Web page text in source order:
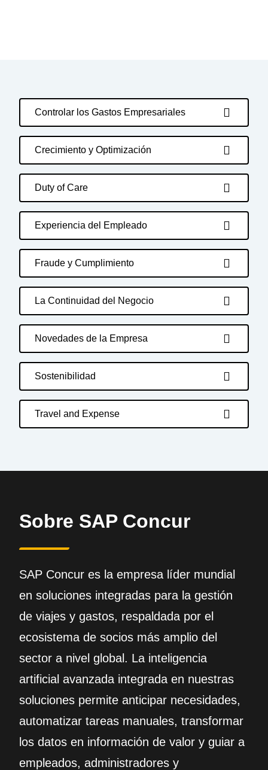
Controlar los Gastos Empresariales
Crecimiento y Optimización
Duty of Care
Experiencia del Empleado
Fraude y Cumplimiento
La Continuidad del Negocio
Novedades de la Empresa
Sostenibilidad
Travel and Expense
Sobre SAP Concur
SAP Concur es la empresa líder mundial
en soluciones integradas para la gestión
de viajes y gastos, respaldada por el
ecosistema de socios más amplio del
sector a nivel global. La inteligencia
artificial avanzada integrada en nuestras
soluciones permite anticipar necesidades,
automatizar tareas manuales, transformar
los datos en información de valor y guiar a
empleados, administradores y